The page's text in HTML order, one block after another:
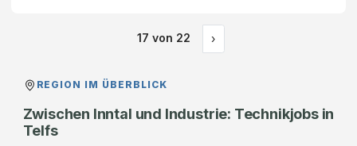
17 von 22 ›
REGION IM ÜBERBLICK
Zwischen Inntal und Industrie: Technikjobs in
Telfs